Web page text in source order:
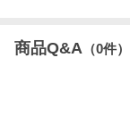
※デバイス本体や純
商品Q&A （0件）